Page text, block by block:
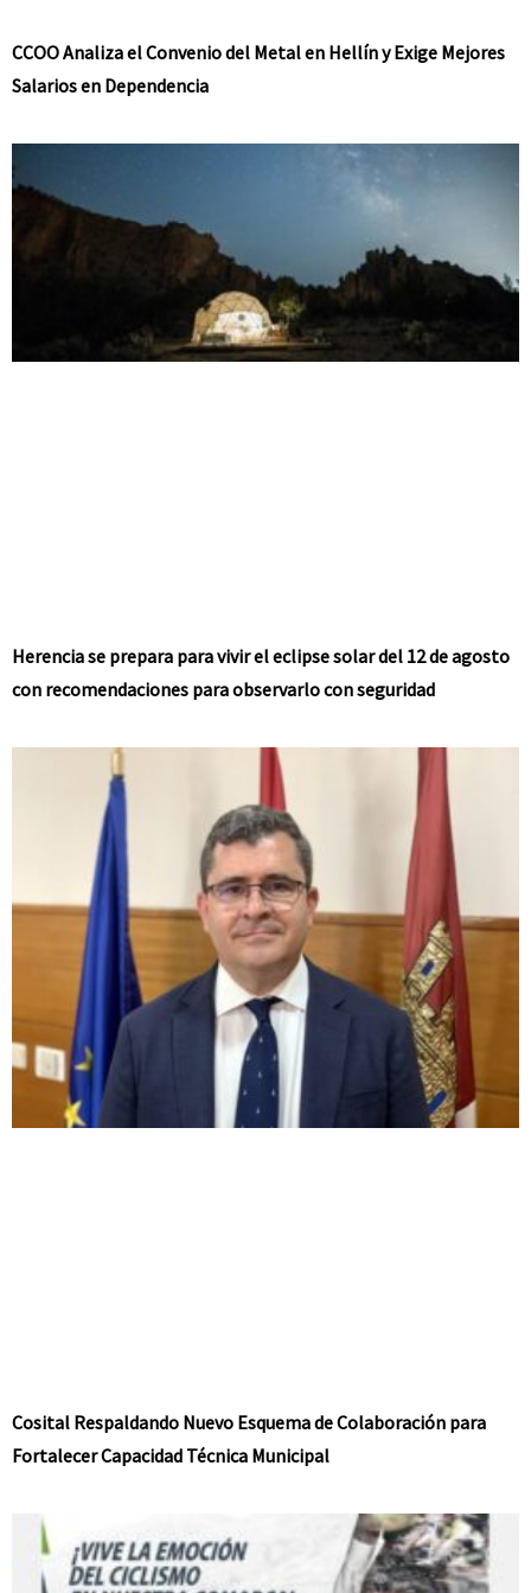
CCOO Analiza el Convenio del Metal en Hellín y Exige Mejores
Salarios en Dependencia
Herencia se prepara para vivir el eclipse solar del 12 de agosto
con recomendaciones para observarlo con seguridad
Cosital Respaldando Nuevo Esquema de Colaboración para
Fortalecer Capacidad Técnica Municipal